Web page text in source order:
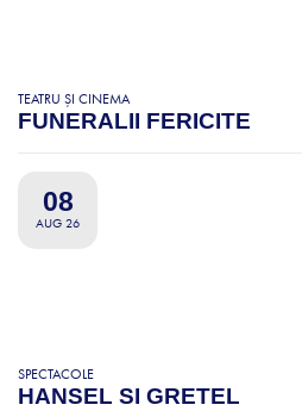
TEATRU ȘI CINEMA
FUNERALII FERICITE
08
AUG 26
SPECTACOLE
HANSEL SI GRETEL